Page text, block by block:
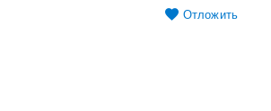
Отложить